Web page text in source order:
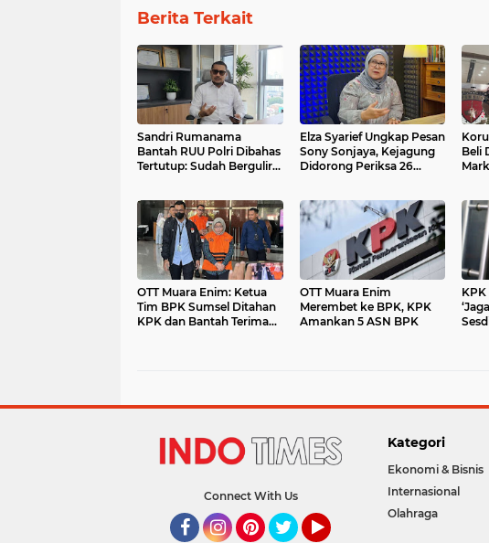
Berita Terkait
Sandri Rumanama
Bantah RUU Polri Dibahas
Tertutup: Sudah Bergulir
Elza Syarief Ungkap Pesan
Sony Sonjaya, Kejagung
Didorong Periksa 26
Beli
OTT Muara Enim: Ketua
Tim BPK Sumsel Ditahan
KPK dan Bantah Terima
OTT Muara Enim
Merembet ke BPK, KPK
Amankan 5 ASN BPK
Connect With Us
Kategori
Ekonomi & Bisnis
Internasional
Olahraga